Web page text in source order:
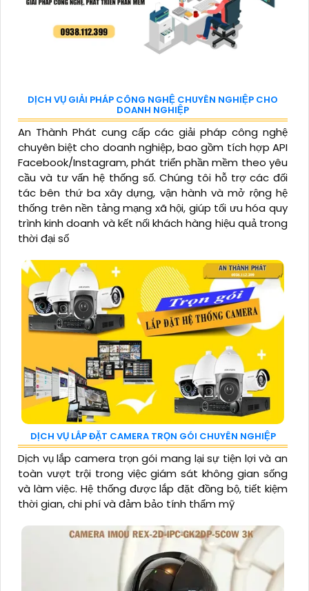
DỊCH VỤ GIẢI PHÁP CÔNG NGHỆ CHUYÊN NGHIỆP CHO
DOANH NGHIỆP
An Thành Phát cung cấp các giải pháp công nghệ
chuyên biệt cho doanh nghiệp, bao gồm tích hợp API
Facebook/Instagram, phát triển phần mềm theo yêu
cầu và tư vấn hệ thống số. Chúng tôi hỗ trợ các đối
tác bên thứ ba xây dựng, vận hành và mở rộng hệ
thống trên nền tảng mạng xã hội, giúp tối ưu hóa quy
trình kinh doanh và kết nối khách hàng hiệu quả trong
thời đại số
DỊCH VỤ LẮP ĐẶT CAMERA TRỌN GÓI CHUYÊN NGHIỆP
Dịch vụ lắp camera trọn gói mang lại sự tiện lợi và an
toàn vượt trội trong việc giám sát không gian sống
và làm việc. Hệ thống được lắp đặt đồng bộ, tiết kiệm
thời gian, chi phí và đảm bảo tính thẩm mỹ